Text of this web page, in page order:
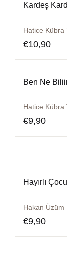
Kardeş
Hatice Kübra
€10,90
Ben Ne
Hatice Kübra
€9,90
Hayırlı
Hakan Üzüm
€9,90